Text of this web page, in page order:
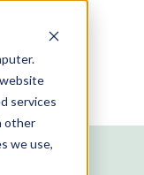
services
other
we use,